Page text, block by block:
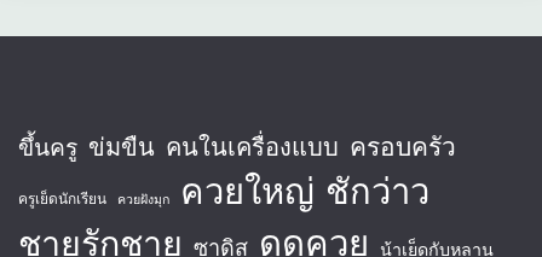
ขึ้นครู ข่มขืน คนในเครื่องแบบ ครอบครัว
ครูเย็ดนักเรียน ควยฝังมุก ควยใหญ่ ชักว่าว
ชายรักชาย ซาดิส ดูดควย น้าเย็ดกับหลาน